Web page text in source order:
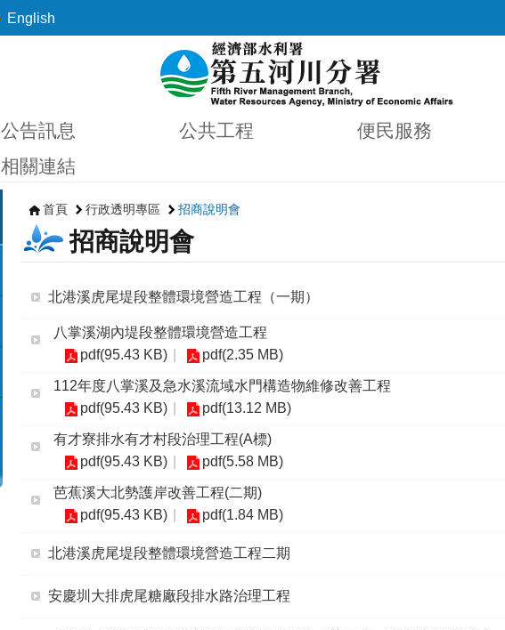
English
公告訊息 公共工程
便民服務
相關連結
首頁 行政透明專區 招商說明會
招商說明會
北港溪虎尾堤段整體環境營造工程（一期）
八掌溪湖內堤段整體環境營造工程
pdf(95.43 KB)
pdf(2.35 MB)
112年度八掌溪及急水溪流域水門構造物維修改善工程
pdf(95.43 KB)
pdf(13.12 MB)
有才寮排水有才村段治理工程(A標)
pdf(95.43 KB)
pdf(5.58 MB)
芭蕉溪大北勢護岸改善工程(二期)
pdf(95.43 KB)
pdf(1.84 MB)
北港溪虎尾堤段整體環境營造工程二期
安慶圳大排虎尾糖廠段排水路治理工程